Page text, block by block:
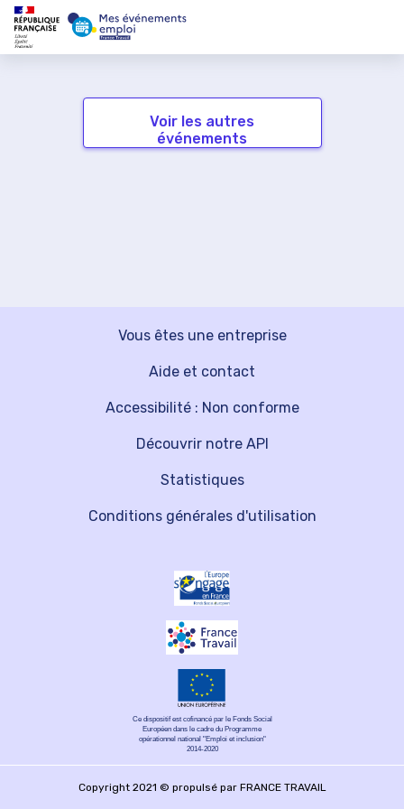
Voir les autres
événements
Vous êtes une entreprise
Découvrir notre API
Aide et contact
Statistiques
Accessibilité : Non conforme
Conditions générales d'utilisation
Ce dispositif est cofinancé par le Fonds Social
Européen dans le cadre du Programme
opérationnel national "Emploi et inclusion"
2014-2020
Copyright 2021 © propulsé par FRANCE TRAVAIL